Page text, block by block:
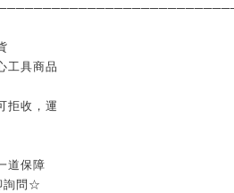
工具商品
拒收，運
道保障
詢問☆